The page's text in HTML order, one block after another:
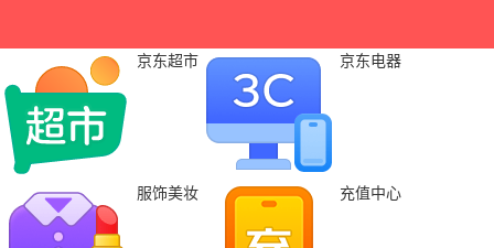
京东超市 京东电器
服饰美妆 充值中心